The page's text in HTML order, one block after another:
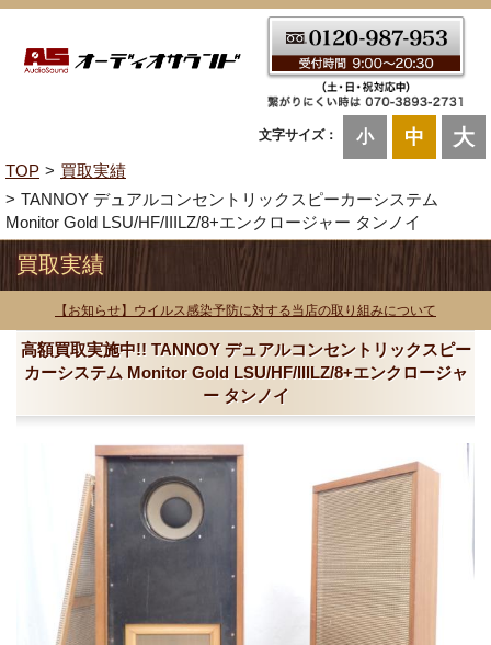
文字サイズ： 小 中 大
TOP
買取実績
TANNOY デュアルコンセントリックスピーカーシステム
Monitor Gold LSU/HF/IIILZ/8+エンクロージャー タンノイ
買取実績
【お知らせ】ウイルス感染予防に対する当店の取り組みについて
高額買取実施中!! TANNOY デュアルコンセントリックスピー
カーシステム Monitor Gold LSU/HF/IIILZ/8+エンクロージャ
ー タンノイ